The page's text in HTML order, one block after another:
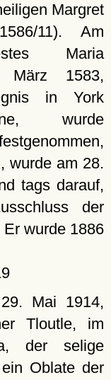
Margret
11). Am
Maria
März 1583,
in York
wurde
wurde am 28.
tags darauf,
der
wurde 1886
Mai 1914,
Tloutle, im
der selige
Oblate der